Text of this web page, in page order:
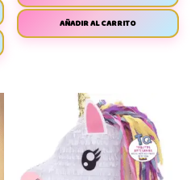
AÑADIR AL CARRITO